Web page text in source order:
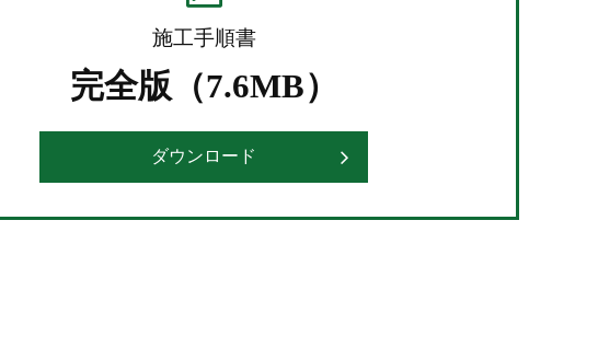
施工手順書
完全版（7.6MB）
ダウンロード